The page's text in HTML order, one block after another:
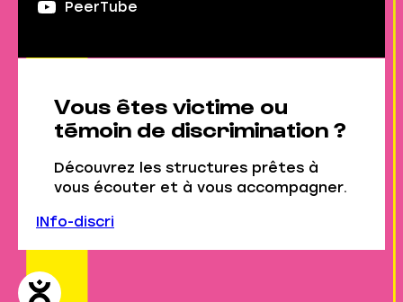
PeerTube
Vous êtes victime ou
témoin de discrimination ?
Découvrez les structures prêtes à
vous écouter et à vous accompagner.
INfo-discri